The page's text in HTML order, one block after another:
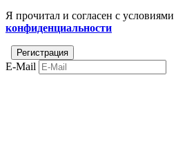
Я прочитал и согласен с условиями
конфиденциальности
E-Mail